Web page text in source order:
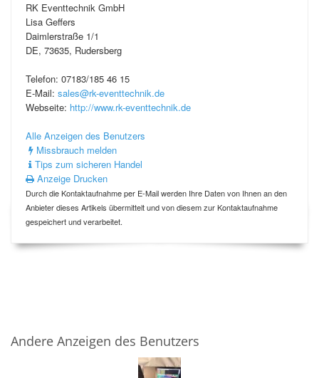
RK Eventtechnik GmbH
Lisa Geffers
Daimlerstraße 1/1
DE, 73635, Rudersberg
Telefon: 07183/185 46 15
E-Mail: sales@rk-eventtechnik.de
Webseite: http://www.rk-eventtechnik.de
Alle Anzeigen des Benutzers
Missbrauch melden
Tips zum sicheren Handel
Anzeige Drucken
Durch die Kontaktaufnahme per E-Mail werden Ihre Daten von Ihnen an den
Anbieter dieses Artikels übermittelt und von diesem zur Kontaktaufnahme
gespeichert und verarbeitet.
Andere Anzeigen des Benutzers